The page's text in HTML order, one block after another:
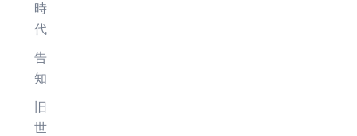
時
代
告
知
旧
世